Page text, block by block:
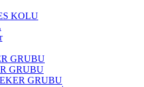
KOLU
GRUBU
GRUBU
GRUBU